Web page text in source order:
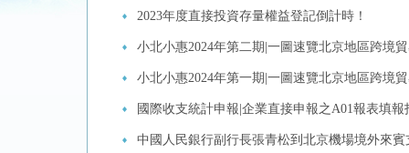
2023年度直接投資存量權益登記倒計時！
小北小惠2024年第二期|一圖速覽北京地區跨境
小北小惠2024年第一期|一圖速覽北京地區跨境
國際收支統計申報|企業直接申報之A01報表填報
中國人民銀行副行長張青松到北京機場境外來